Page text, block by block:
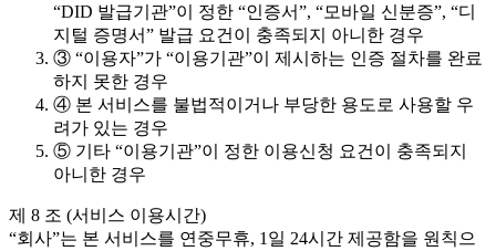
“DID 발급기관”이 정한 “인증서”, “모바일 신분증”, “디
지털 증명서” 발급 요건이 충족되지 아니한 경우
③ “이용자”가 “이용기관”이 제시하는 인증 절차를 완료
하지 못한 경우
④ 본 서비스를 불법적이거나 부당한 용도로 사용할 우
려가 있는 경우
⑤ 기타 “이용기관”이 정한 이용신청 요건이 충족되지
아니한 경우
제 8 조 (서비스 이용시간)
“회사”는 본 서비스를 연중무휴, 1일 24시간 제공함을 원칙으